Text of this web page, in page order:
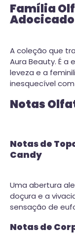
Família
Adocicado
A coleção que
Aura Beauty. É a
leveza e a
inesquecível
Notas
Notas de
Candy
Uma abertura
doçura e a
sensação de
Notas de